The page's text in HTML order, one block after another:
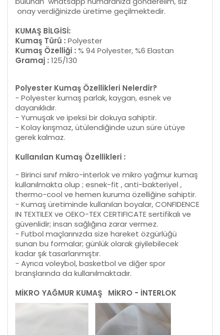
onay verdiğinizde üretime geçilmektedir.
KUMAŞ BİLGİSİ:
Kumaş Türü : Polyester
Kumaş Özelliği : % 94 Polyester, %6 Elastan
Gramaj : 125/130
Polyester Kumaş Özellikleri Nelerdir?
- Polyester kumaş parlak, kaygan, esnek ve
dayanıklıdır.
- Yumuşak ve ipeksi bir dokuya sahiptir.
- Kolay kırışmaz, ütülendiğinde uzun süre ütüye
gerek kalmaz.
Kullanılan Kumaş Özellikleri :
- Birinci sınıf mikro-interlok ve mikro yağmur kumaş
kullanılmakta olup ; esnek-fit , anti-bakteriyel ,
thermo-cool ve hemen kuruma özelliğine sahiptir.
- Kumaş üretiminde kullanılan boyalar, CONFIDENCE
IN TEXTILEX ve OEKO-TEX CERTIFICATE sertifikalı ve
güvenlidir; insan sağlığına zarar vermez.
- Futbol maçlarınızda size hareket özgürlüğü
sunan bu formalar; günlük olarak giyilebilecek
kadar şık tasarlanmıştır.
- Ayrıca voleybol, basketbol ve diğer spor
branşlarında da kullanılmaktadır.
MİKRO YAĞMUR KUMAŞ MİKRO - İNTERLOK